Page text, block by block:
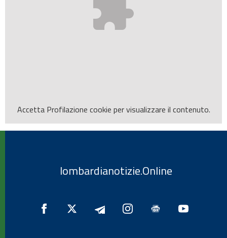
Accetta Profilazione cookie per visualizzare il contenuto.
lombardianotizie.Online